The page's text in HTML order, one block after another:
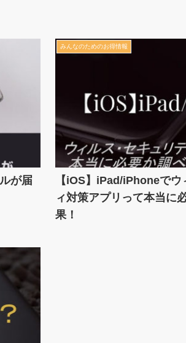
が届
みんなのためのお得情報
【iOS】iPad/iPhoneで
ィ対策アプリって本当に
果！